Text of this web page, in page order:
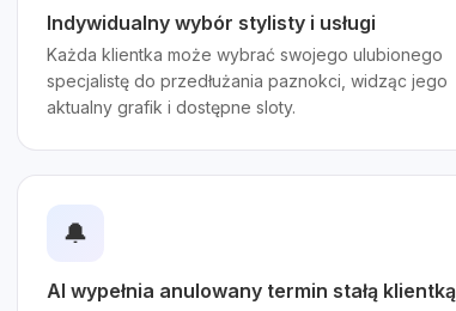
Indywidualny wybór stylisty i usługi
Każda klientka może wybrać swojego ulubionego
specjalistę do przedłużania paznokci, widząc jego
aktualny grafik i dostępne sloty.
🔔
AI wypełnia anulowany termin stałą klientką